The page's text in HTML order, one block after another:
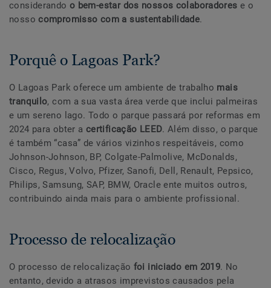
considerando o bem-estar dos nossos colaboradores e o
nossocompromisso com a sustentabilidade.
Porquê o Lagoas Park?
O Lagoas Park oferece um ambiente de trabalho mais
tranquilo, com a sua vasta área verde que inclui palmeiras
e um sereno lago. Todo o parque passará por reformas em
2024 para obter a certificação LEED. Além disso, o parque
é também “casa” de vários vizinhos respeitáveis, como
Johnson-Johnson, BP, Colgate-Palmolive, McDonalds,
Cisco, Regus, Volvo, Pfizer, Sanofi, Dell, Renault, Pepsico,
Philips, Samsung, SAP, BMW, Oracle ente muitos outros,
contribuindo ainda mais para o ambiente profissional.
Processo de relocalização
O processo de relocalização foi iniciado em 2019. No
entanto, devido a atrasos imprevistos causados pela